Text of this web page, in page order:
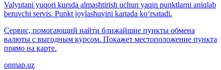
Valyutani yuqori kursda almashtirish uchun yaqin punktlarni aniqlab
beruvchi servis. Punkt joylashuvini kartada ko‘rsatadi.
Сервис, помогающий найти ближайшие пункты обмена
валюты с выгодным курсом. Покажет местоположение пункта
прямо на карте.
onmap.uz